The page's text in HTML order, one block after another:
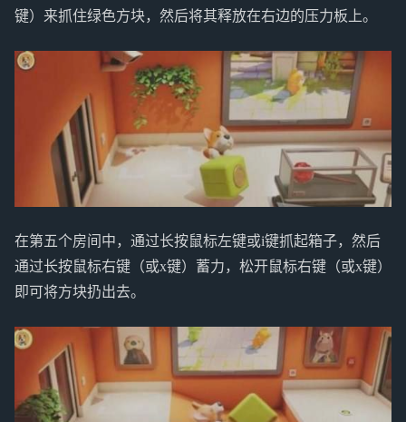
键）来抓住绿色方块，然后将其释放在右边的压力板上。
在第五个房间中，通过长按鼠标左键或i键抓起箱子，然后
通过长按鼠标右键（或x键）蓄力，松开鼠标右键（或x键）
即可将方块扔出去。